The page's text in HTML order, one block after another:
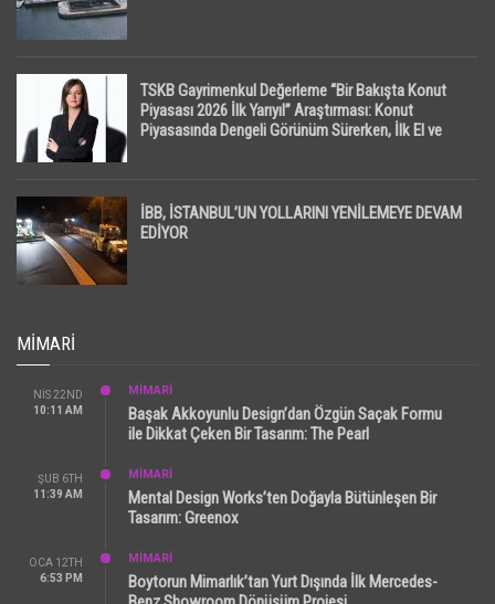
TSKB Gayrimenkul Değerleme “Bir Bakışta Konut
Piyasası 2026 İlk Yarıyıl” Araştırması: Konut
Piyasasında Dengeli Görünüm Sürerken, İlk El ve
İBB, İSTANBUL’UN YOLLARINI YENİLEMEYE DEVAM
EDİYOR
MIMARI
NIS 22ND
10:11 AM
MİMARİ
Başak Akkoyunlu Design’dan Özgün Saçak Formu
ile Dikkat Çeken Bir Tasarım: The Pearl
ŞUB 6TH
11:39 AM
MİMARİ
Mental Design Works’ten Doğayla Bütünleşen Bir
Tasarım: Greenox
OCA 12TH
6:53 PM
MİMARİ
Boytorun Mimarlık’tan Yurt Dışında İlk Mercedes-